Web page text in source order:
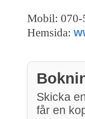
Mobil: 070-
Hemsida:
Skicka
får en